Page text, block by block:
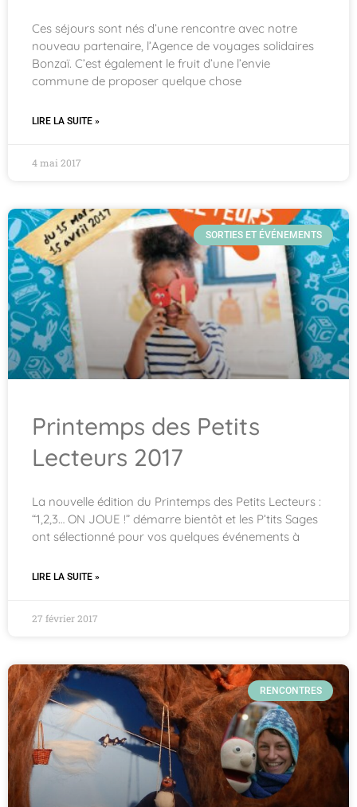
Ces séjours sont nés d’une rencontre avec notre
nouveau partenaire, l’Agence de voyages solidaires
Bonzaï. C’est également le fruit d’une l’envie
commune de proposer quelque chose
LIRE LA SUITE »
4 mai 2017
SORTIES ET ÉVÉNEMENTS
Printemps des Petits
Lecteurs 2017
La nouvelle édition du Printemps des Petits Lecteurs :
“1,2,3… ON JOUE !” démarre bientôt et les P’tits Sages
ont sélectionné pour vos quelques événements à
LIRE LA SUITE »
27 février 2017
RENCONTRES